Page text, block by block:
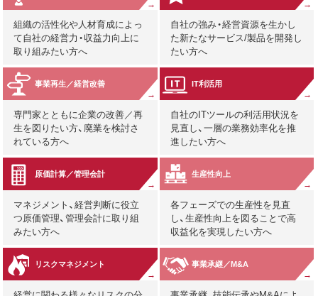
組織の活性化や人材育成によっ
て自社の経営力・収益力向上に
取り組みたい方へ
自社の強み・経営資源を生かし
た新たなサービス/製品を開発し
たい方へ
事業再生／経営改善
専門家とともに企業の改善／再
生を図りたい方、廃業を検討さ
れている方へ
IT利活用
自社のITツールの利活用状況を
見直し、一層の業務効率化を推
進したい方へ
原価計算／管理会計
マネジメント、経営判断に役立
つ原価管理、管理会計に取り組
みたい方へ
生産性向上
各フェーズでの生産性を見直
し、生産性向上を図ることで高
収益化を実現したい方へ
リスクマネジメント 事業承継／M&A